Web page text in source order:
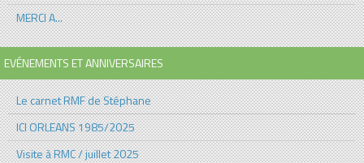
MERCI A...
EVÉNEMENTS ET ANNIVERSAIRES
Le carnet RMF de Stéphane
ICI ORLEANS 1985/2025
Visite à RMC / juillet 2025